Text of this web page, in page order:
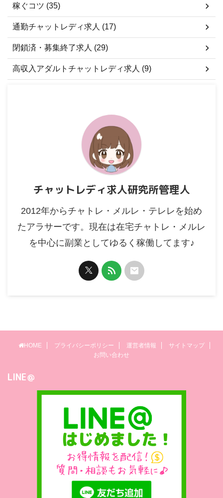
稼ぐコツ (35)
通勤チャットレディ求人 (17)
閉鎖済・募集終了求人 (29)
高収入アダルトチャットレディ求人 (9)
チャットレディ求人研究所管理人
2012年からチャトレ・メルレ・テレレを始め
たアラサーです。現在は在宅チャトレ・メルレ
を中心に副業としてゆるく稼働してます♪
HOME プライバシーポリシー 運営者情報
サイトマップ
お問い合わせ
LINE＠